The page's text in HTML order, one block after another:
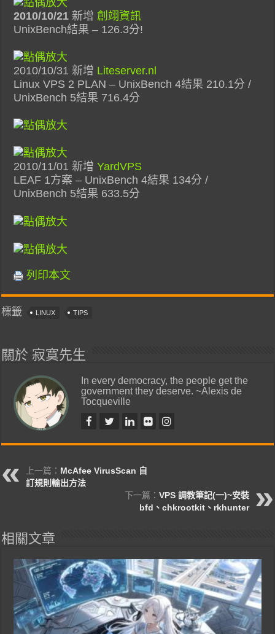
2010/10/21 新增 創翊資訊
UnixBench結果 – 126.3分!
2010/10/31 新增 Liteserver.nl
Linux VPS 2 PLAN – UnixBench 4結果 210.1分 /
UnixBench 5結果 716.4分
2010/11/01 新增YardVPS
LEAF 1方案 – UnixBench 4結果 134分 /
UnixBench 5結果 633.5分
列印本文
標籤 LINUX TIPS
關於 寂寞先生
In every democracy, the people get the
government they deserve. ~Alexis de
Tocqueville
上一篇： McAfee VirusScan 自
訂規則輸出方法
下一篇： VPS 調教筆記(一)~安裝
bfd、chkrootkit、rkhunter
相關文章